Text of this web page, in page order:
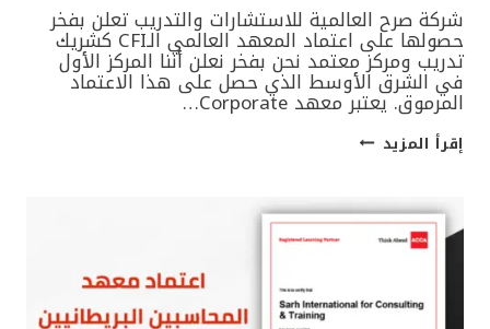
شركة صرح العالمية للاستشارات والتدريب تعلن بفخر
حصولها على اعتماد المعهد العالمي الـCFI كشريك
تدريب ومركز معتمد نحن بفخر نعلن أننا المركز الأول
في الشرق الأوسط الذي حصل على هذا الاعتماد
المرموق. يعتبر معهد Corporate…
إقرأ المزيد CFI
اعتماد